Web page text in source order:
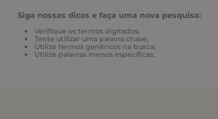
Siga nossas dicas e faça uma nova pesquisa:
Verifique os termos digitados;
Tente utilizar uma palavra chave;
Utilize termos genéricos na busca;
Utilize palavras menos específicas.